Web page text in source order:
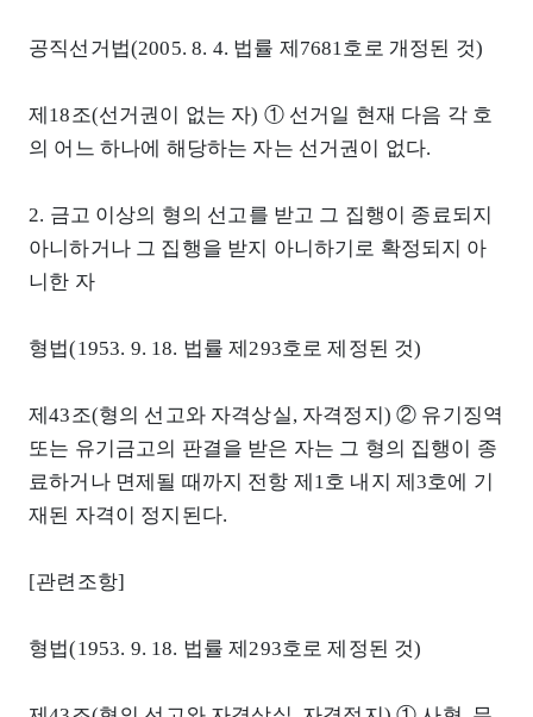
공직선거법(2005. 8. 4. 법률 제7681호로 개정된 것)
제18조(선거권이 없는 자) ① 선거일 현재 다음 각 호
의 어느 하나에 해당하는 자는 선거권이 없다.
2. 금고 이상의 형의 선고를 받고 그 집행이 종료되지
아니하거나 그 집행을 받지 아니하기로 확정되지 아
니한 자
형법(1953. 9. 18. 법률 제293호로 제정된 것)
제43조(형의 선고와 자격상실, 자격정지) ② 유기징역
또는 유기금고의 판결을 받은 자는 그 형의 집행이 종
료하거나 면제될 때까지 전항 제1호 내지 제3호에 기
재된 자격이 정지된다.
[관련조항]
형법(1953. 9. 18. 법률 제293호로 제정된 것)